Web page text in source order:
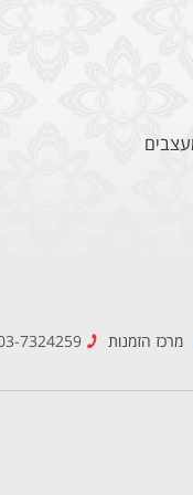
מרכז הזמנות